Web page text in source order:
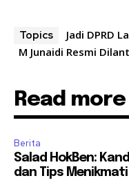
Topics
Jadi DPRD
M Junaidi Resmi
Read more
Berita
Salad HokBen:
dan Tips